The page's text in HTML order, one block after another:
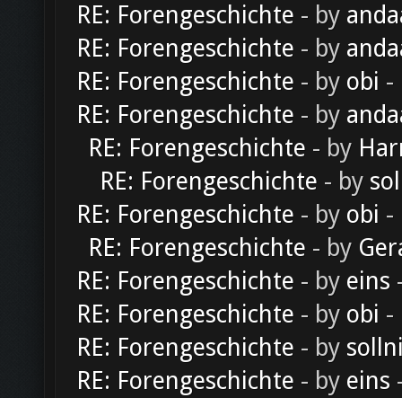
RE: Forengeschichte - by
RE: Forengeschichte - by
RE: Forengeschichte - by obi -
RE: Forengeschichte - by
RE: Forengeschichte - by
RE: Forengeschichte - by
RE: Forengeschichte - by obi -
RE: Forengeschichte - by
RE: Forengeschichte - by eins
RE: Forengeschichte - by obi -
RE: Forengeschichte - by
RE: Forengeschichte - by eins